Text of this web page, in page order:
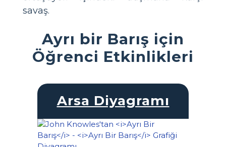
savaş.
Ayrı bir Barış için
Öğrenci Etkinlikleri
Arsa Diyagramı